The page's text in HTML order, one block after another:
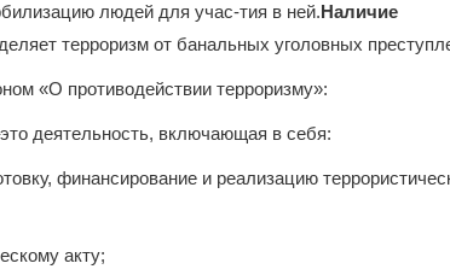
людей для учас-тия в ней.Наличие
терроризм от банальных уголовных
«О противодействии терроризму»:
деятельность, включающая в себя:
финансирование и реализацию
акту;